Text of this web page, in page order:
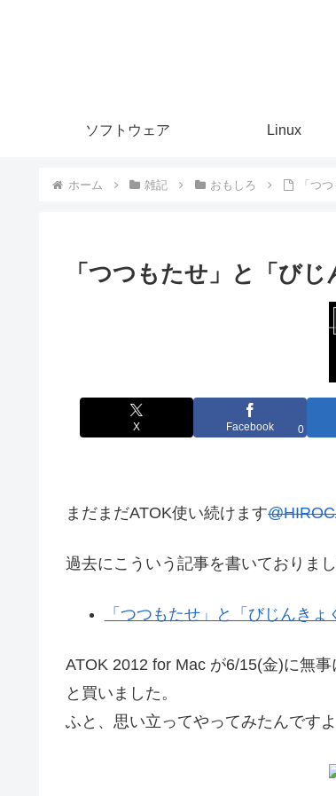
ソフトウェア Linux
ホーム 雑記 おもしろ 「つ
「つつもたせ」と「び
X Facebook 0
まだまだATOK使い続けます
過去にこういう記事を書いておりま
「つつもたせ」と「びじんきょ
ATOK 2012 for Mac が6/15(金)に無
と買いました。
ふと、思い立ってやってみたんです